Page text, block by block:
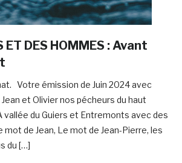
ET DES HOMMES : Avant
Votre émission de Juin 2024 avec
Jean et Olivier nos pécheurs du haut
vallée du Guiers et Entremonts avec des
mot de Jean, Le mot de Jean-Pierre, les
du […]